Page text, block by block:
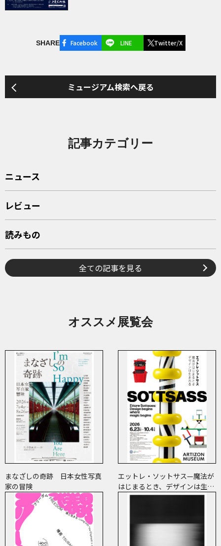
SHARE Facebook LINE Twitter/X
ミュージアム検索へ戻る
記事カテゴリー
ニュース
レビュー
読みもの
全ての記事を見る
オススメ展覧会
まなざしの奇跡 日本女性写真
家の冒険
エットレ・ソットサス—魔法が
はじまるとき、デザインは生ま
れる